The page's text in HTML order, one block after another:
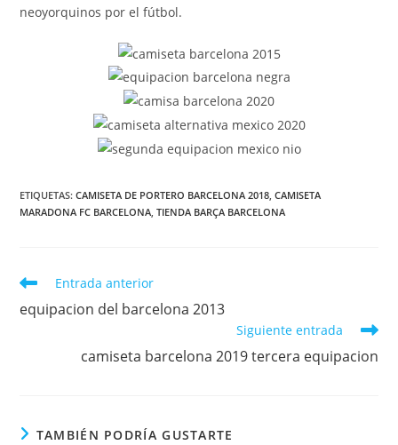
neoyorquinos por el fútbol.
ETIQUETAS:CAMISETA DE PORTERO BARCELONA 2018 CAMISETA
MARADONA FC BARCELONA TIENDA BARÇA BARCELONA
Leer
artículos
Entrada anterior
equipacion del barcelona 2013
Siguiente entrada
camiseta barcelona 2019 tercera equipacion
TAMBIÉN PODRÍA GUSTARTE